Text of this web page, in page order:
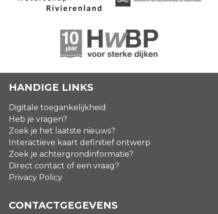
HANDIGE LINKS
Digitale toegankelijkheid
Heb je vragen?
Zoek je het laatste nieuws?
Interactieve kaart definitief ontwerp
Zoek je achtergrondinformatie?
Direct contact of een vraag?
Privacy Policy
CONTACTGEGEVENS